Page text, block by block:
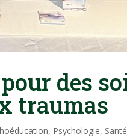
des
traumas
, Psychologie, Santé